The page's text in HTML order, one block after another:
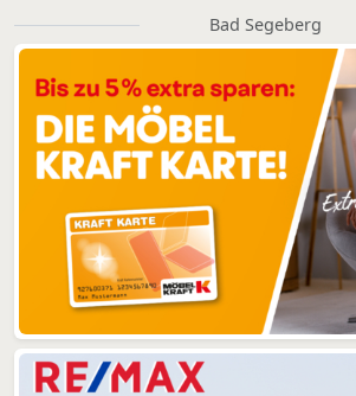
Bad Segeberg